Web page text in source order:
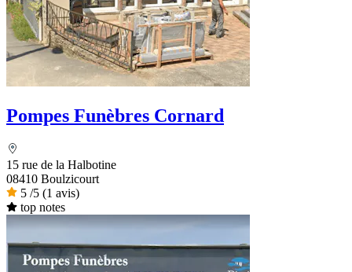
Pompes Funèbres Cornard
15 rue de la Halbotine
08410 Boulzicourt
5 /5 (1 avis)
top notes